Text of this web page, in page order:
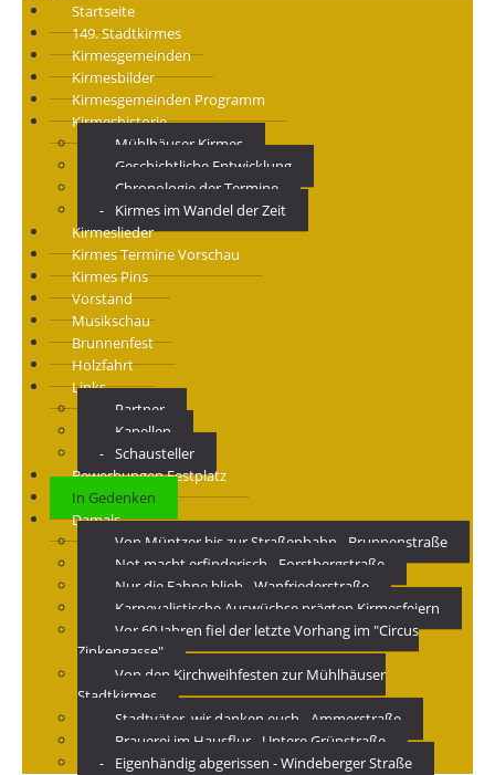
Startseite
149. Stadtkirmes
Kirmesgemeinden
Kirmesbilder
Kirmesgemeinden Programm
Kirmeshistorie
Mühlhäuser Kirmes
Geschichtliche Entwicklung
Chronologie der Termine
Kirmes im Wandel der Zeit
Kirmeslieder
Kirmes Termine Vorschau
Kirmes Pins
Vorstand
Musikschau
Brunnenfest
Holzfahrt
Links
Partner
Kapellen
Schausteller
Bewerbungen Festplatz
In Gedenken
Damals
Von Müntzer bis zur Straßenbahn - Brunnenstraße
Not macht erfinderisch - Forstbergstraße
Nur die Fahne blieb - Wanfriederstraße
Karnevalistische Auswüchse prägten Kirmesfeiern
Vor 60 Jahren fiel der letzte Vorhang im "Circus
Zinkengasse"
Von den Kirchweihfesten zur Mühlhäuser
Stadtkirmes
Stadtväter, wir danken euch - Ammerstraße
Brauerei im Hausflur - Untere Grünstraße
Eigenhändig abgerissen - Windeberger Straße